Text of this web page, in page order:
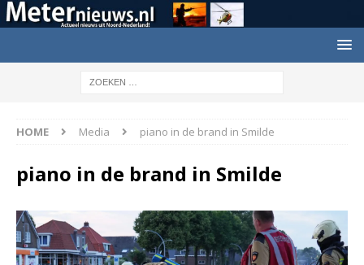
HOME Media piano in de brand in Smilde
piano in de brand in Smilde